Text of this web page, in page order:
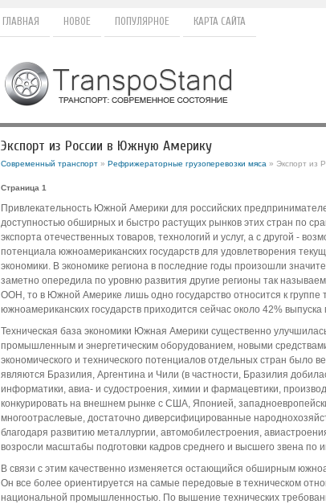
ГЛАВНАЯ НОВОЕ ПОПУЛЯРНОЕ КАРТА САЙТА
Экспорт из России в Южную Америку
Современный транспорт» Рефрижераторные грузоперевозки мяса » Экспорт из
Страница 1
Привлекательность Южной Америки для российских
доступностью обширных и быстро растущих рынков этих стран по
экспорта отечественных товаров, технологий и услуг, а с другой -
потенциала южноамериканских государств для удовлетворения
экономики. В экономике региона в последние годы произошли
заметно опередила по уровню развития другие регионы так
ООН, то в Южной Америке лишь одно государство относится к
южноамериканских государств приходится сейчас около 42%
Техническая база экономики Южная Америки существенно
промышленным и энергетическим оборудованием, новыми
экономического и технического потенциалов отдельных стран
являются Бразилия, Аргентина и Чили (в частности, Бразилия
информатики, авиа- и судостроения, химии и фармацевтики,
конкурировать на внешнем рынке с США, Японией,
многоотраслевые, достаточно диверсифицированные
благодаря развитию металлургии, автомобилестроения,
возросли масштабы подготовки кадров среднего и высшего звена
В связи с этим качественно изменяется остающийся обширным
Он все более ориентируется на самые передовые в техническом
национальной промышленностью. По вышение технических